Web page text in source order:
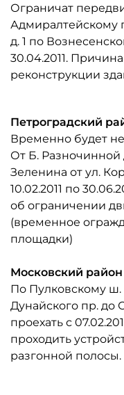
Ограничат
Адмиралтейскому
д. 1 по
30.04.2011.
реконструкции
Петроградский
Временно будет
От Б. Разночинной
Зеленина от ул.
10.02.2011 по
об ограничении
(временное
площадки)
Московский район
По Пулковскому ш.
Дунайского пр. до
проехать с
проходить
разгонной полосы.